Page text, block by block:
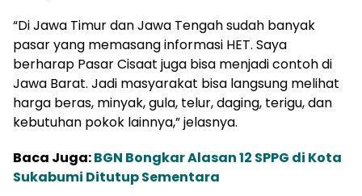
“Di Jawa Timur dan Jawa Tengah sudah banyak
pasar yang memasang informasi HET. Saya
berharap Pasar Cisaat juga bisa menjadi contoh di
Jawa Barat. Jadi masyarakat bisa langsung melihat
harga beras, minyak, gula, telur, daging, terigu, dan
kebutuhan pokok lainnya,” jelasnya.
Baca Juga:BGN Bongkar Alasan 12 SPPG di Kota
Sukabumi Ditutup Sementara